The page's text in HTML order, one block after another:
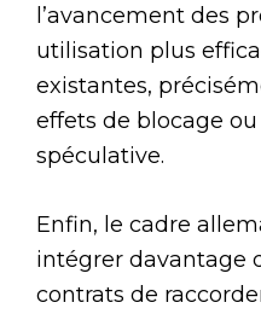
l’avancement des
utilisation plus
existantes,
effets de blocage
spéculative.
Enfin, le cadre
intégrer davantage
contrats de